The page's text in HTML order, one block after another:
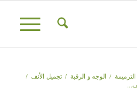
/ الوجه و الرقبة / تجميل الأنف /